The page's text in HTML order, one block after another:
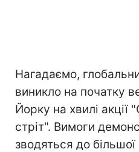
Нагадаємо,
виникло на початку
Йорку на хвилі акції
стріт". Вимоги
зводяться до більшої